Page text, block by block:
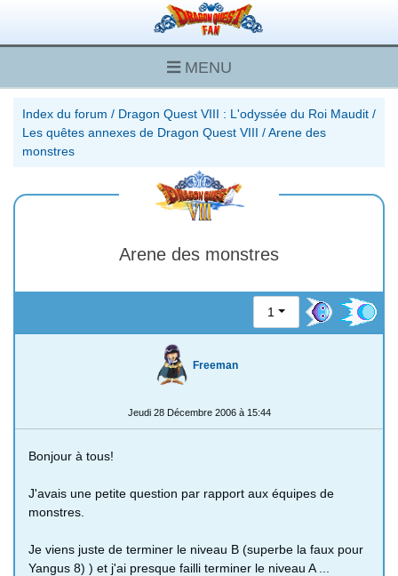
MENU
Index du forum / Dragon Quest VIII : L'odyssée du Roi Maudit /
Les quêtes annexes de Dragon Quest VIII /Arene des
monstres
Arene des monstres
1
Freeman
Jeudi 28 Décembre 2006 à 15:44
Bonjour à tous!
J'avais une petite question par rapport aux équipes de
monstres.
Je viens juste de terminer le niveau B (superbe la faux pour
Yangus 8) ) et j'ai presque failli terminer le niveau A ...